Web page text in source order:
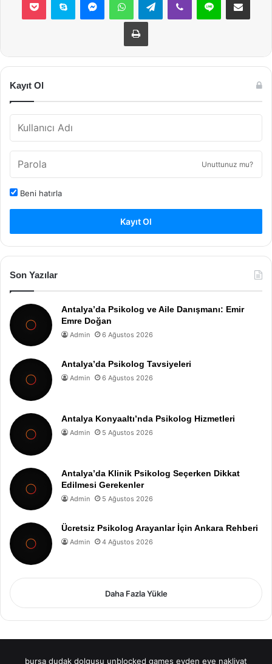
Yazdır
Kayıt Ol
Unuttunuz mu?
Beni hatırla
Kayıt Ol
Son Yazılar
Antalya’da Psikolog ve Aile Danışmanı: Emir
Emre Doğan
Admin 6 Ağustos 2026
Antalya’da Psikolog Tavsiyeleri
Admin 6 Ağustos 2026
Antalya Konyaaltı’nda Psikolog Hizmetleri
Admin 5 Ağustos 2026
Antalya’da Klinik Psikolog Seçerken Dikkat
Edilmesi Gerekenler
Admin 5 Ağustos 2026
Ücretsiz Psikolog Arayanlar İçin Ankara Rehberi
Admin 4 Ağustos 2026
Daha Fazla Yükle
bursa dudak dolgusu unblocked games evden eve nakliyat